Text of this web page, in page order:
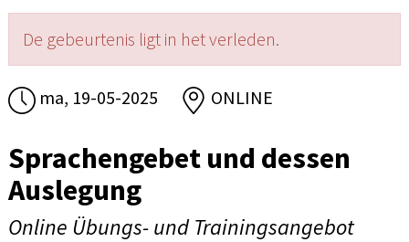
De gebeurtenis ligt in het verleden.
ma, 19-05-2025 ONLINE
Sprachengebet und dessen
Auslegung
Online Übungs- und Trainingsangebot